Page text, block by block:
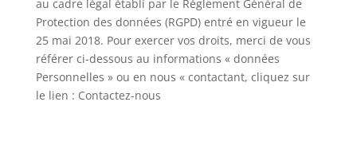
au cadre légal établi par le Règlement Général de
Protection des données (RGPD) entré en vigueur le
25 mai 2018. Pour exercer vos droits, merci de vous
référer ci-dessous au informations « données
Personnelles » ou en nous « contactant, cliquez sur
le lien : Contactez-nous